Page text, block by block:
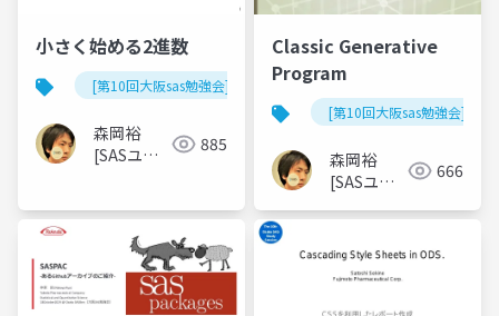
小さく始める2進数
[第10回大阪sas勉強会]
森岡裕
[SASユー
885
Classic Generative
Program
[第10回大阪sas勉強会]
森岡裕
[SASユー
666